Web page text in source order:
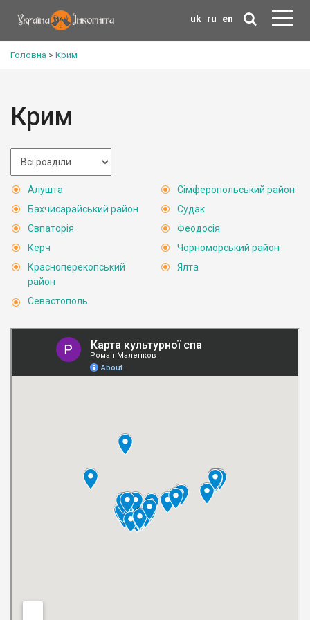
uk ru en
Головна > Крим
Крим
Алушта
Бахчисарайський район
Євпаторія
Керч
Красноперекопський
район
Севастополь
Сімферопольський район
Судак
Феодосія
Чорноморський район
Ялта